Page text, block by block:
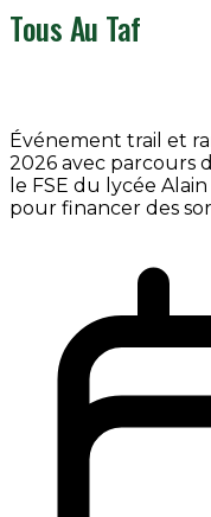
Tous Au Taf
Événement trail et
2026 avec parcours
le FSE du lycée
pour financer des